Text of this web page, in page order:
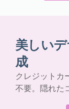
美しい
成
クレジットカ
不要。隠れた